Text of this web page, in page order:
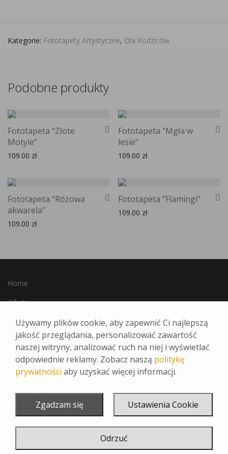
Kategorie: Fototapety Artystyczne, Dla Rodziców
Podobne produkty
Fototapeta “Złote
Motyle”
109.00 zł
Fototapeta “Mgła w
lesie”
109.00 zł
Fototapeta “Różowa
akwarela”
109.00 zł
Fototapeta “Flamingi”
109.00 zł
Home
Oferta
Jak Zamawiać
Ulubione
Kontakt
Regulamin
INSTAGRAM
FACEBOOK
www.reklamadesign.pl
Używamy plików cookie, aby zapewnić Ci najlepszą
jakość przeglądania, personalizować zawartość
naszej witryny, analizować ruch na niej i wyświetlać
odpowiednie reklamy. Zobacz naszą politykę
prywatności aby uzyskać więcej informacji.
Zgadzam się Ustawienia Cookie
Odrzuć